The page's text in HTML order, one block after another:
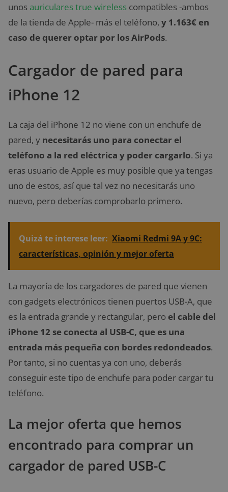
unos auriculares true wireless compatibles -ambos
de la tienda de Apple- más el teléfono, y 1.163€ en
caso de querer optar por los AirPods.
Cargador de pared para
iPhone 12
La caja del iPhone 12 no viene con un enchufe de
pared, y necesitarás uno para conectar el
teléfono a la red eléctrica y poder cargarlo. Si ya
eras usuario de Apple es muy posible que ya tengas
uno de estos, así que tal vez no necesitarás uno
nuevo, pero deberías comprobarlo primero.
Quizá te interese leer: Xiaomi Redmi 9A y 9C:
características, opinión y mejor oferta
La mayoría de los cargadores de pared que vienen
con gadgets electrónicos tienen puertos USB-A, que
es la entrada grande y rectangular, pero el cable del
iPhone 12 se conecta al USB-C, que es una
entrada más pequeña con bordes redondeados.
Por tanto, si no cuentas ya con uno, deberás
conseguir este tipo de enchufe para poder cargar tu
teléfono.
La mejor oferta que hemos
encontrado para comprar un
cargador de pared USB-C